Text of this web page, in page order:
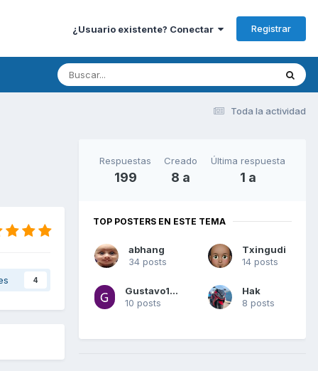
¿Usuario existente? Conectar Registrar
Toda la actividad
4
Respuestas
199
Creado
8 a
Última respuesta
1 a
TOP POSTERS EN ESTE TEMA
abhang
34 posts
Txingudi
14 posts
Gustavo1977
10 posts
Hak
8 posts